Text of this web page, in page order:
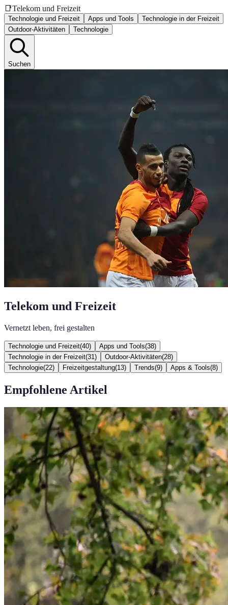
📑Telekom und Freizeit
Technologie und Freizeit Apps und Tools
Technologie in der Freizeit
Outdoor-Aktivitäten
Technologie
Suchen
Telekom und Freizeit
Vernetzt leben, frei gestalten
Technologie und Freizeit(40) Apps und Tools(38)
Technologie in der Freizeit(31 ) Outdoor-Aktivitäten(28)
Technologie(22) Freizeitgestaltung(13) Trends(9) Apps & Tools(8)
Empfohlene Artikel